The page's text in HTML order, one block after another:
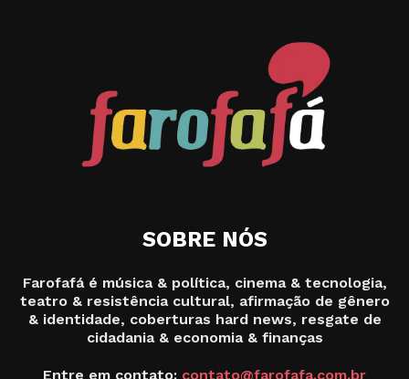
SOBRE NÓS
Farofafá é música & política, cinema & tecnologia,
teatro & resistência cultural, afirmação de gênero
& identidade, coberturas hard news, resgate de
cidadania & economia & finanças
Entre em contato: contato@farofafa.com.br